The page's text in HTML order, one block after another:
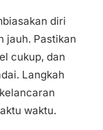
diri
jauh. Pastikan
cukup, dan
Langkah
waktu.